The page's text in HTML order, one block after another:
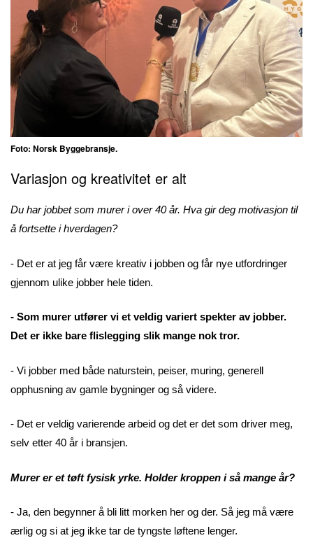
Foto: Norsk Byggebransje.
Variasjon og kreativitet er alt
Du har jobbet som murer i over 40 år. Hva gir deg motivasjon til
å fortsette i hverdagen?
- Det er at jeg får være kreativ i jobben og får nye utfordringer
gjennom ulike jobber hele tiden.
- Som murer utfører vi et veldig variert spekter av jobber.
Det er ikke bare flislegging slik mange nok tror.
- Vi jobber med både naturstein, peiser, muring, generell
opphusning av gamle bygninger og så videre.
- Det er veldig varierende arbeid og det er det som driver meg,
selv etter 40 år i bransjen.
Murer er et tøft fysisk yrke. Holder kroppen i så mange år?
- Ja, den begynner å bli litt morken her og der. Så jeg må være
ærlig og si at jeg ikke tar de tyngste løftene lenger.